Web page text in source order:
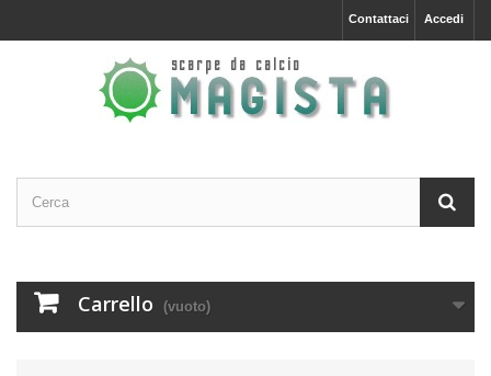
Accedi
Contattaci
Carrello (vuoto)